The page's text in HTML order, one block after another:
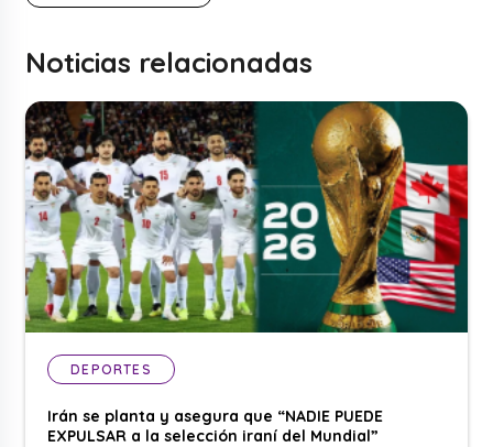
Noticias relacionadas
DEPORTES
Irán se planta y asegura que “NADIE PUEDE
EXPULSAR a la selección iraní del Mundial”